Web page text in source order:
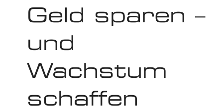
Geld sparen –
und
Wachstum
schaffen